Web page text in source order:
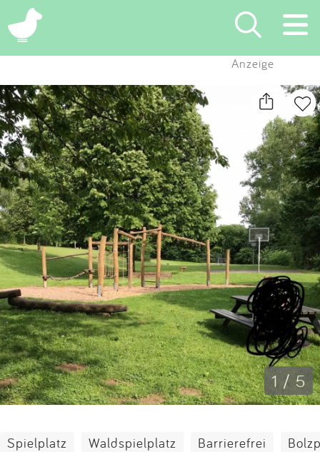
×
Suchen
Eintragen
App
Blog
Partner
Kontakt
Impressum
Anmelden
Anzeige
1 / 5
Spielplatz Waldspielplatz Barrierefrei